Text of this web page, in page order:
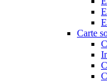
Carte